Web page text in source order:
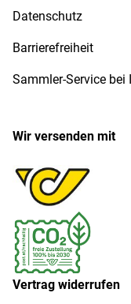
Datenschutz
Barrierefreiheit
Sammler-Service bei
Wir versenden mit
Vertrag widerrufen